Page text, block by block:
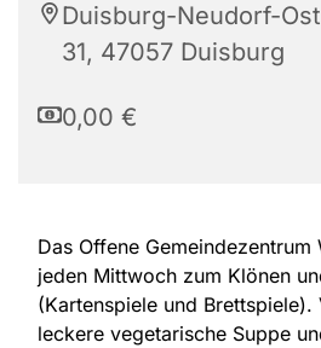
Duisburg-Neudorf-
31, 47057 Duisburg
0,00 €
Das Offene
jeden Mittwoch zum Klönen
(Kartenspiele und
leckere vegetarische Suppe